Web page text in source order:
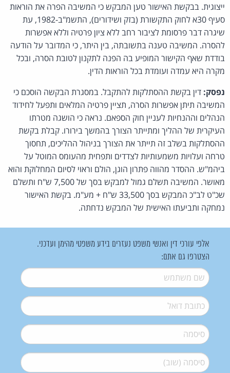
ייצוגית. בבקשת האישור טען המבקש כי המשיבה הפרה את הוראות
סעיף 30א לחוק התקשורת (בזק ושידורים), התשמ"ב-1982, עת
שיגרה דבר פרסומת לציבור רחב ללא ציון פרטיה וללא אפשרות
להסרה. המשיבה טענה בתשובתה, בין היתר, כי המדובר על הודעה
בודדת שאף הקישור המופיע בה הפנה לתקנון לטובת הסרה, ובכל
מקרה היא עמדה ועומדת בכל הוראות הדין.
נפסק: דין בקשת ההסתלקות להתקבל. במסגרת הבקשה הוסכם כי
המשיבה תיתן אפשרות הסרה, תציין פרטיה המלאים ותפעל לחידוד
הנהלים וההנחיות לעניין חוק הספאם. נראה כי הושגה מטרתו
העיקרית של ההליך ומתייתר הצורך בהמשך בירורו. קבלת בקשת
ההסתלקות בשלב זה תייתר את הצורך בניהול ההליכים, תחסוך
טרחה ועלויות משמעותיות לצדדים ותפחית מהעומס המוטל על
ביהמ"ש. ההסדר מהווה פתרון הוגן, הולם וראוי לסיום המחלוקת והוא
מאושר. המשיבה תשלם גמול למבקש בסך של 7,500 ש"ח ותשלם
שכ"ט לב"כ המבקש בסך 33,500 ש"ח + מע"מ. בקשת האישור
נמחקה ותביעתו האישית של המבקש נדחתה.
אלפי עורכי דין ואנשי משפט נעזרים בידע משפטי מהימן ועדכני.
הצטרפו גם אתם:
שם משתמש*
דואל*
סיסמה*
סיסמה (שוב)*